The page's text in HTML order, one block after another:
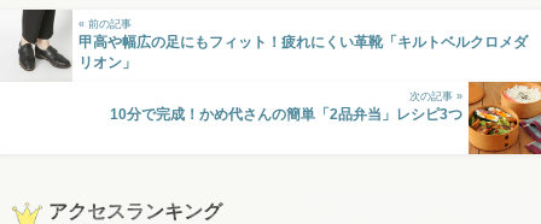
« 前の記事
甲高や幅広の足にもフィット！疲れにくい革靴「キルトベルクロメダ
リオン」
次の記事 »
10分で完成！かめ代さんの簡単「2品弁当」レシピ3つ
アクセスランキング